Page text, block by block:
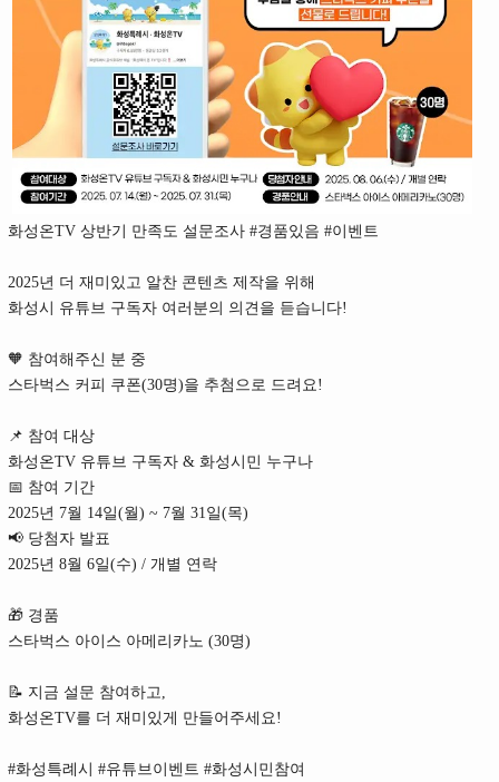
화성온TV 상반기 만족도 설문조사 #경품있음 #이벤트
2025년 더 재미있고 알찬 콘텐츠 제작을 위해
화성시 유튜브 구독자 여러분의 의견을 듣습니다!
🧡 참여해주신 분 중
스타벅스 커피 쿠폰(30명)을 추첨으로 드려요!
📌 참여 대상
화성온TV 유튜브 구독자 & 화성시민 누구나
📅 참여 기간
2025년 7월 14일(월) ~ 7월 31일(목)
📢 당첨자 발표
2025년 8월 6일(수) / 개별 연락
🎁 경품
스타벅스 아이스 아메리카노 (30명)
📝 지금 설문 참여하고,
화성온TV를 더 재미있게 만들어주세요!
#화성특례시 #유튜브이벤트 #화성시민참여